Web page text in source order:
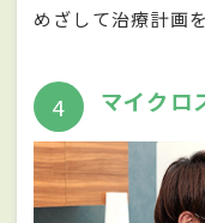
めざして治療計画
4 マイクロ